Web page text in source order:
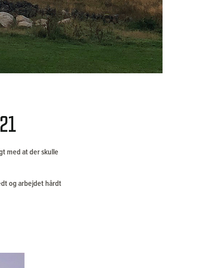
med at der skulle
og arbejdet hårdt